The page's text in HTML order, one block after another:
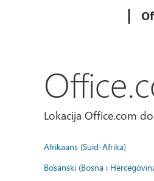
Lokacija Office.com
Afrikaans (Suid-Afrika)
Bosanski (Bosna i